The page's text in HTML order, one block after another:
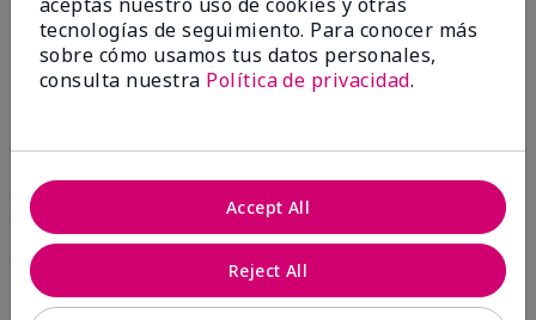
tecnologías de seguimiento. Para conocer más
sobre cómo usamos tus datos personales,
consulta nuestra Política de privacidad.
Reject All
Accept All